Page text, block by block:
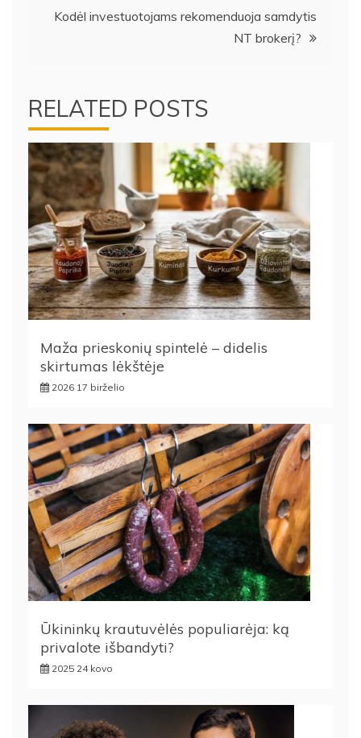
įrašų
Kodėl investuotojams rekomenduoja samdytis
NT brokerį?
RELATED POSTS
Maža prieskonių spintelė – didelis
skirtumas lėkštėje
2026 17 birželio
Ūkininkų krautuvėlės populiarėja: ką
privalote išbandyti?
2025 24 kovo